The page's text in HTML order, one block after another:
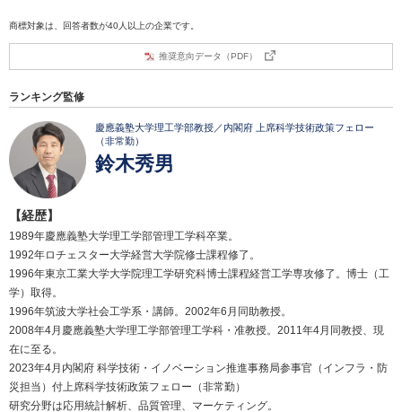
商標対象は、回答者数が40人以上の企業です。
推奨意向データ（PDF）
ランキング監修
慶應義塾大学理工学部教授／内閣府 上席科学技術政策フェロー
（非常勤）
鈴木秀男
【経歴】
1989年慶應義塾大学理工学部管理工学科卒業。
1992年ロチェスター大学経営大学院修士課程修了。
1996年東京工業大学大学院理工学研究科博士課程経営工学専攻修了。博士（工
学）取得。
1996年筑波大学社会工学系・講師。2002年6月同助教授。
2008年4月慶應義塾大学理工学部管理工学科・准教授。2011年4月同教授、現
在に至る。
2023年4月内閣府 科学技術・イノベーション推進事務局参事官（インフラ・防
災担当）付上席科学技術政策フェロー（非常勤）
研究分野は応用統計解析、品質管理、マーケティング。